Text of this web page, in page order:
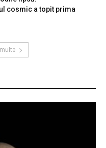
cosmic a topit prima